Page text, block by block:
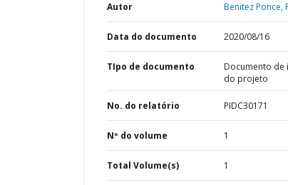
Autor Benitez Ponce,
Data do documento 2020/08/16
TIpo de documento
Documento de
do projeto
No. do relatório PIDC30171
Nº do volume 1
Total Volume(s) 1